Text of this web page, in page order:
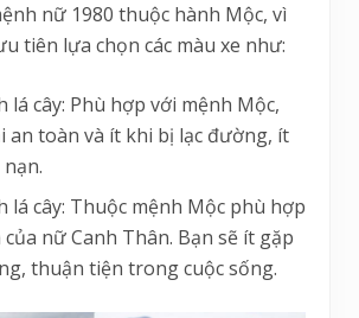
nữ 1980 thuộc hành Mộc, vì
tiên lựa chọn các màu xe như:
lá cây: Phù hợp với mệnh Mộc,
an toàn và ít khi bị lạc đường, ít
lá cây: Thuộc mệnh Mộc phù hợp
nữ Canh Thân. Bạn sẽ ít gặp
thuận tiện trong cuộc sống.